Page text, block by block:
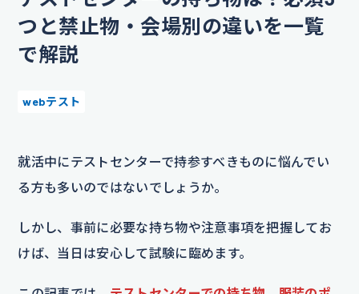
つと禁止物・会場別の違いを一覧
で解説
webテスト
就活中にテストセンターで持参すべきものに悩んでい
る方も多いのではないでしょうか。
しかし、事前に必要な持ち物や注意事項を把握してお
けば、当日は安心して試験に臨めます。